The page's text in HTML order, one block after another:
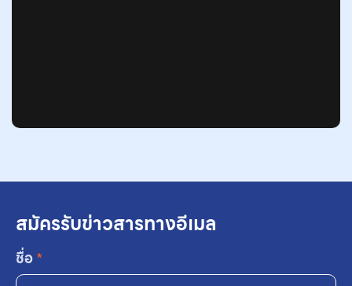
สมัครรับข่าวสารทางอีเมล
ชื่อ*